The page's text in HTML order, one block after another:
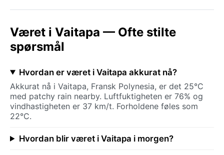
Været i Vaitapa — Ofte stilte
spørsmål
Hvordan er været i Vaitapa akkurat nå?
Akkurat nå i Vaitapa, Fransk Polynesia, er det 25°C
med patchy rain nearby. Luftfuktigheten er 76% og
vindhastigheten er 37 km/t. Forholdene føles som
22°C.
Hvordan blir været i Vaitapa i morgen?